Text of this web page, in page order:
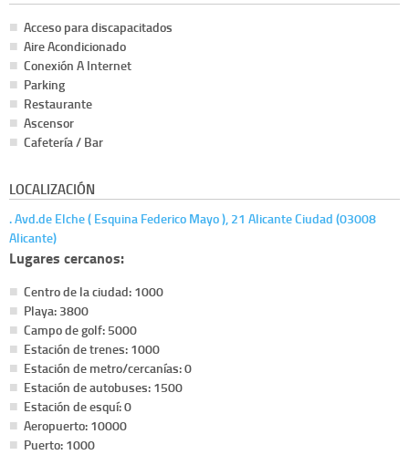
Acceso para discapacitados
Aire Acondicionado
Conexión A Internet
Parking
Restaurante
Ascensor
Cafetería / Bar
LOCALIZACIÓN
. Avd.de Elche ( Esquina Federico Mayo ), 21 Alicante Ciudad (03008
Alicante)
Lugares cercanos:
Centro de la ciudad: 1000
Playa: 3800
Campo de golf: 5000
Estación de trenes: 1000
Estación de metro/cercanías: 0
Estación de autobuses: 1500
Estación de esquí: 0
Aeropuerto: 10000
Puerto: 1000